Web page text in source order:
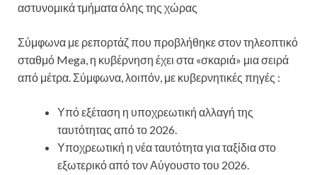
αστυνομικά τμήματα όλης της χώρας
Σύμφωνα με ρεπορτάζ που προβλήθηκε στον τηλεοπτικό
σταθμό Mega, η κυβέρνηση έχει στα «σκαριά» μια σειρά
από μέτρα. Σύμφωνα, λοιπόν, με κυβερνητικές πηγές :
Υπό εξέταση η υποχρεωτική αλλαγή της
ταυτότητας από το 2026.
Υποχρεωτική η νέα ταυτότητα για ταξίδια στο
εξωτερικό από τον Αύγουστο του 2026.